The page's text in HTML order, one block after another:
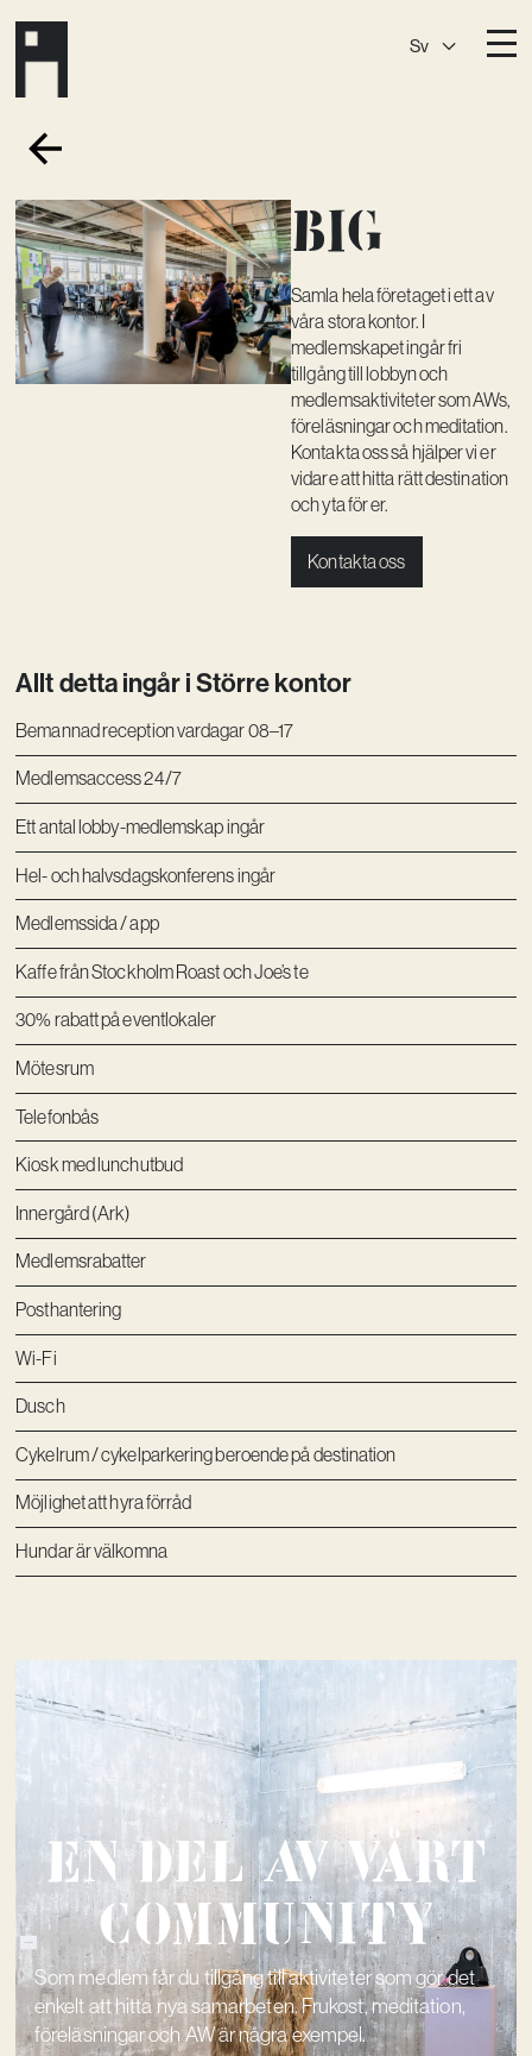
Sv
A House
A HouseSlaktis
A HouseSlussen
A HouseSickla
A House Hagastaden
Medlemskap
Big
Samla hela företaget i ett av
våra stora kontor. I
medlemskapet ingår fri
tillgång till lobbyn och
medlemsaktiviteter som AWs,
föreläsningar och meditation.
Kontakta oss så hjälper vi er
vidare att hitta rätt destination
och yta för er.
Kontakta oss
Allt detta ingår i Större kontor
Bemannad reception vardagar 08–17
Medlemsaccess 24/7
Ett antal lobby-medlemskap ingår
Hel- och halvsdagskonferens ingår
Medlemssida / app
Kaffe från Stockholm Roast och Joe’s te
30% rabatt på eventlokaler
Mötesrum
Telefonbås
Kiosk med lunchutbud
Innergård (Ark)
Medlemsrabatter
Posthantering
Wi-Fi
Dusch
Cykelrum / cykelparkering beroende på destination
Möjlighet att hyra förråd
Hundar är välkomna
En del av vårt
community
Som medlem får du tillgång till aktiviteter som gör det
enkelt att hitta nya samarbeten. Frukost, meditation,
föreläsningar och AW är några exempel.